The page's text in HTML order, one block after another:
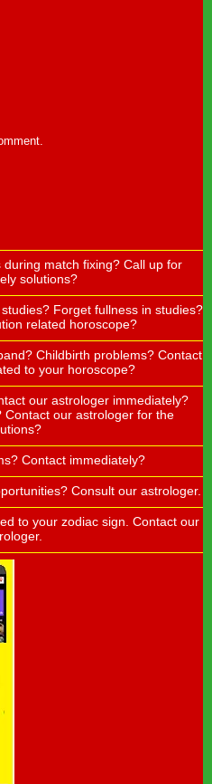
match fixing? Call up for
solutions?
Forget fullness in studies?
related horoscope?
Childbirth problems? Contact
to your horoscope?
our astrologer immediately?
Contact our astrologer for the
Contact immediately?
Consult our astrologer.
to your zodiac sign. Contact our